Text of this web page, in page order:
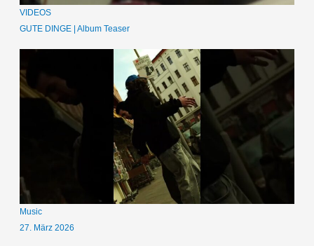
VIDEOS
GUTE DINGE | Album Teaser
Music
27. März 2026